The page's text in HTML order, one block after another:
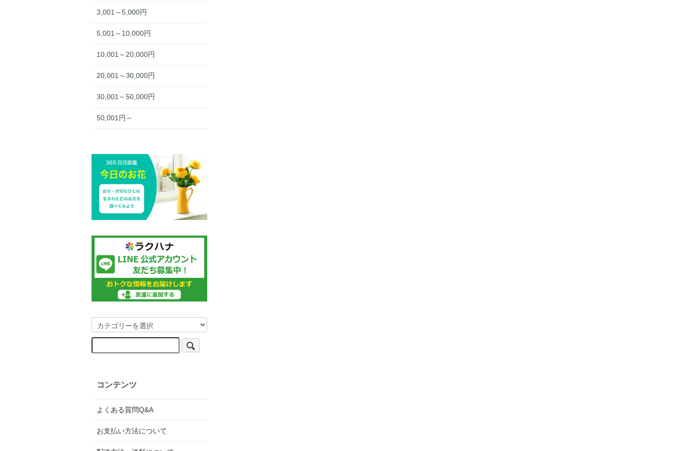
3,001～5,000円
5,001～10,000円
10,001～20,000円
20,001～30,000円
30,001～50,000円
50,001円～
コンテンツ
よくある質問Q&A
お支払い方法について